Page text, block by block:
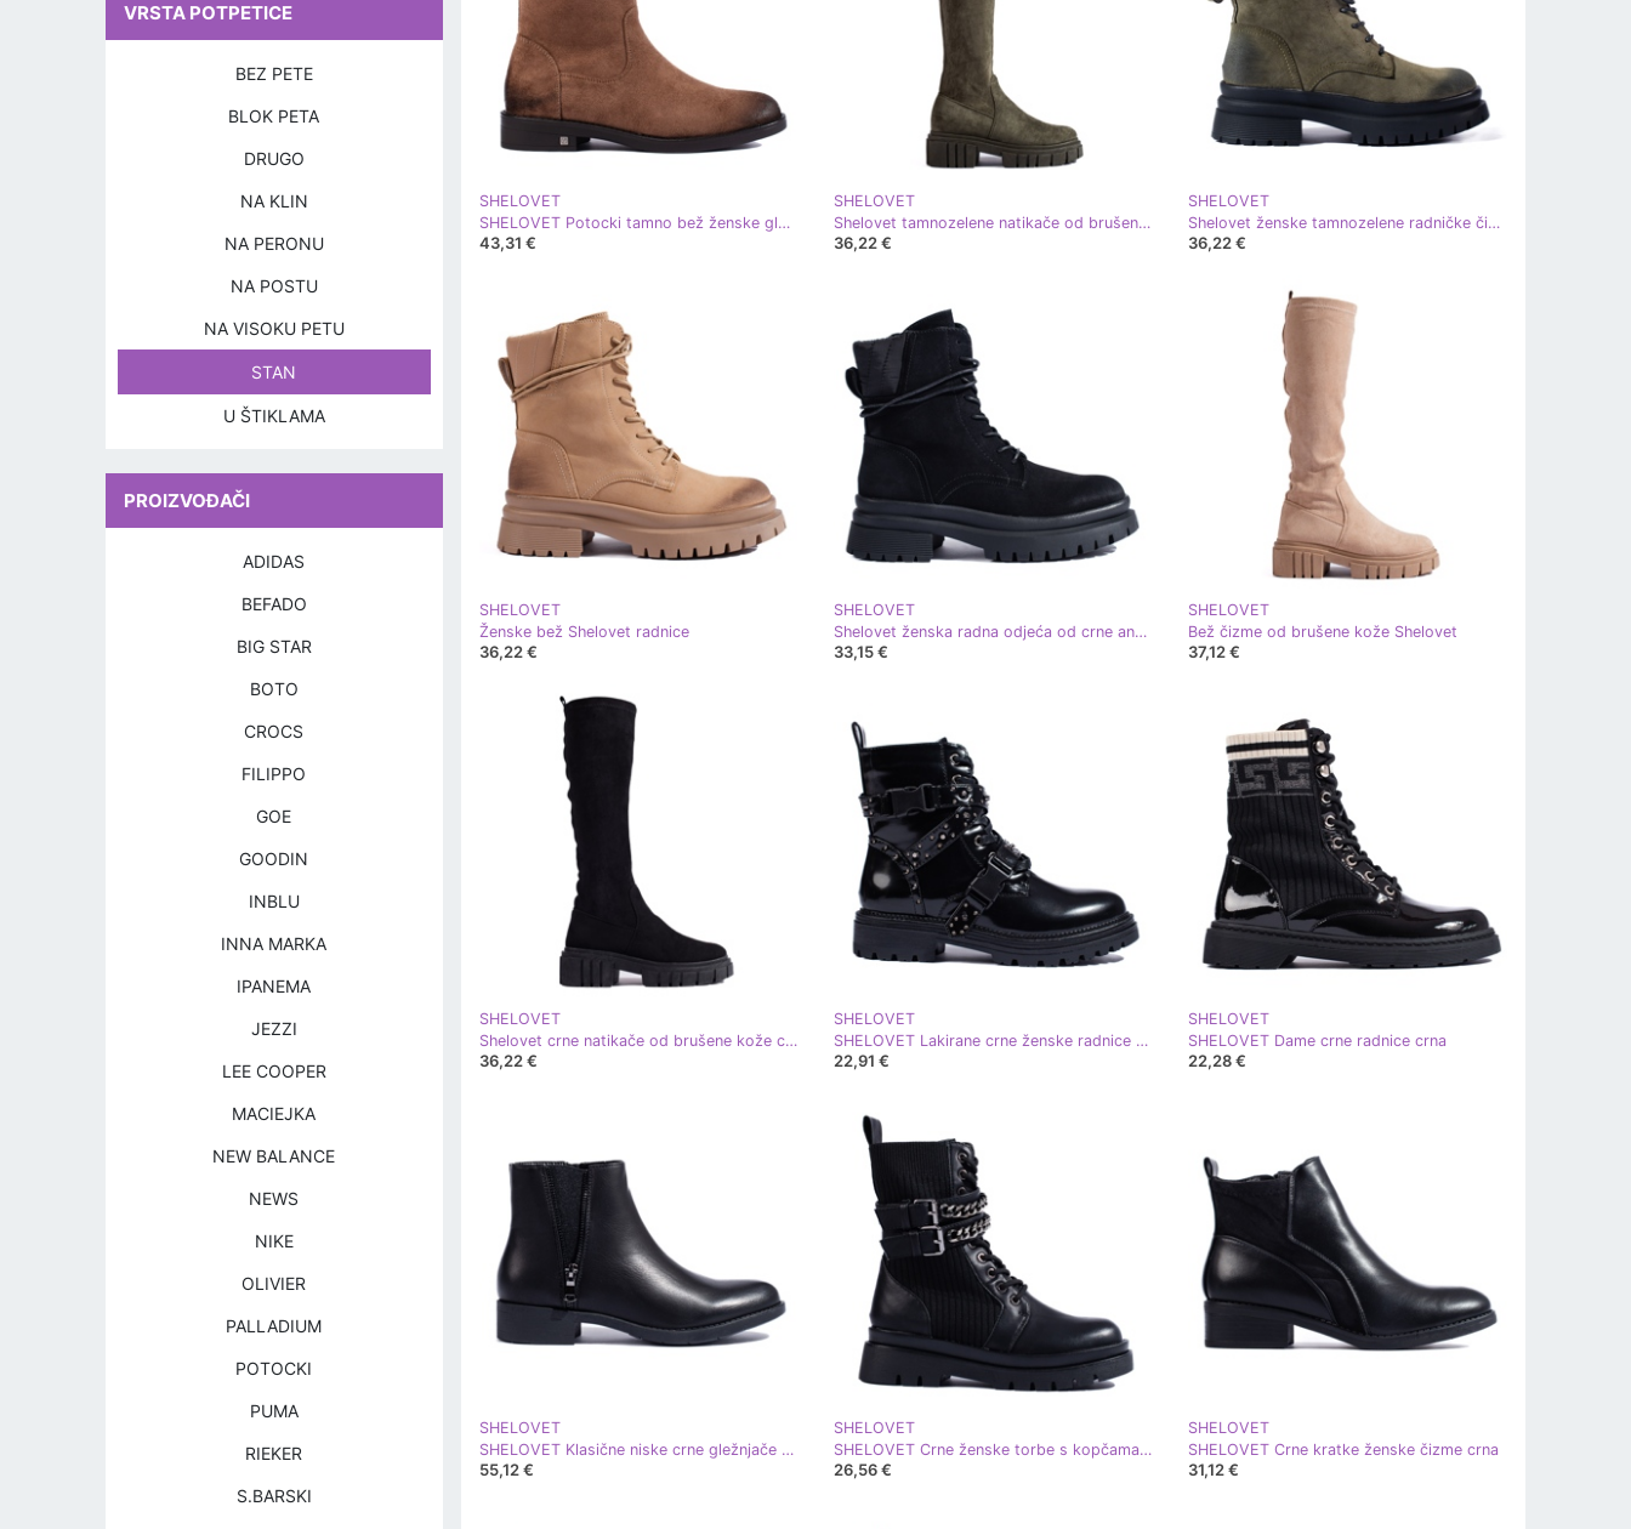
SHELOVET
SHELOVET Potocki tamno bež ženske gležnjače od brušene kože
43,31 €
SHELOVET
Shelovet tamnozelene natikače od brušene kože zelena
36,22 €
SHELOVET
Shelovet ženske tamnozelene radničke čizme zelena
36,22 €
SHELOVET
Ženske bež Shelovet radnice
36,22 €
SHELOVET
Shelovet ženska radna odjeća od crne antilop kože crna
33,15 €
SHELOVET
Bež čizme od brušene kože Shelovet
37,12 €
SHELOVET
Shelovet crne natikače od brušene kože crna
36,22 €
SHELOVET
SHELOVET Lakirane crne ženske radnice crna
22,91 €
SHELOVET
SHELOVET Dame crne radnice crna
22,28 €
SHELOVET
SHELOVET Klasične niske crne gležnjače s ukrasnim patentnim zatvaračem crna
55,12 €
SHELOVET
SHELOVET Crne ženske torbe s kopčama crna
26,56 €
SHELOVET
SHELOVET Crne kratke ženske čizme crna
31,12 €
VRSTA POTPETICE
BEZ PETE
BLOK PETA
DRUGO
NA KLIN
NA PERONU
NA POSTU
NA VISOKU PETU
STAN
U ŠTIKLAMA
PROIZVOĐAČI
ADIDAS
BEFADO
BIG STAR
BOTO
CROCS
FILIPPO
GOE
GOODIN
INBLU
INNA MARKA
IPANEMA
JEZZI
LEE COOPER
MACIEJKA
NEW BALANCE
NEWS
NIKE
OLIVIER
PALLADIUM
POTOCKI
PUMA
RIEKER
S.BARSKI